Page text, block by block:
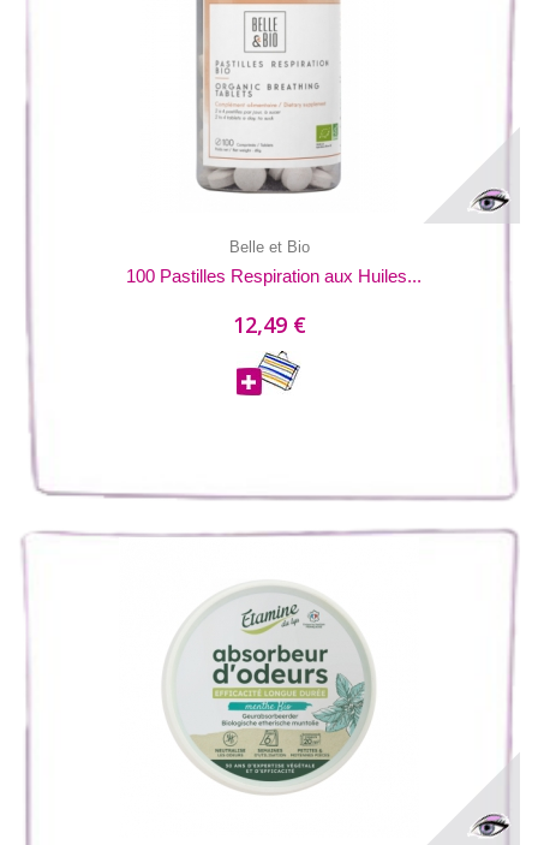
Belle et Bio
100 Pastilles Respiration aux Huiles...
12,49 €